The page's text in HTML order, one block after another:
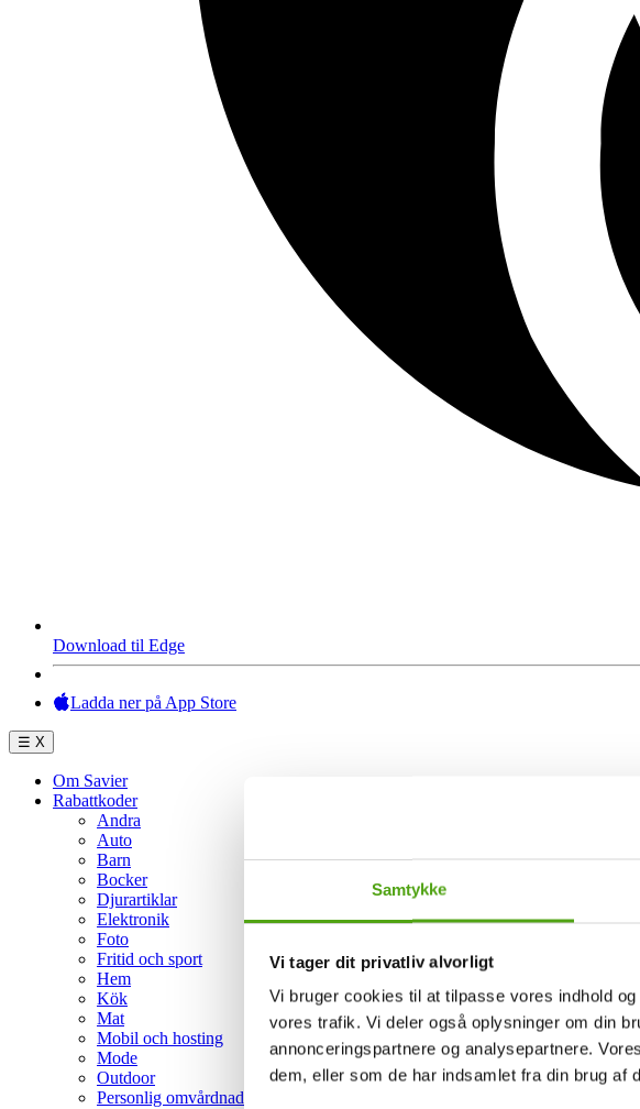
Samtykke
Vi tager dit privatliv alvorligt
Vi bruger cookies til at tilpasse vores indhold
vores trafik. Vi deler også oplysninger om din
annonceringspartnere og analysepartnere.
dem, eller som de har indsamlet fra din brug af
Download til Edge
Ladda ner på App Store
☰ X
Om Savier
Rabattkoder
Andra
Auto
Barn
Bocker
Djurartiklar
Elektronik
Foto
Fritid och sport
Hem
Kök
Mat
Mobil och hosting
Mode
Outdoor
Personlig omvårdnad